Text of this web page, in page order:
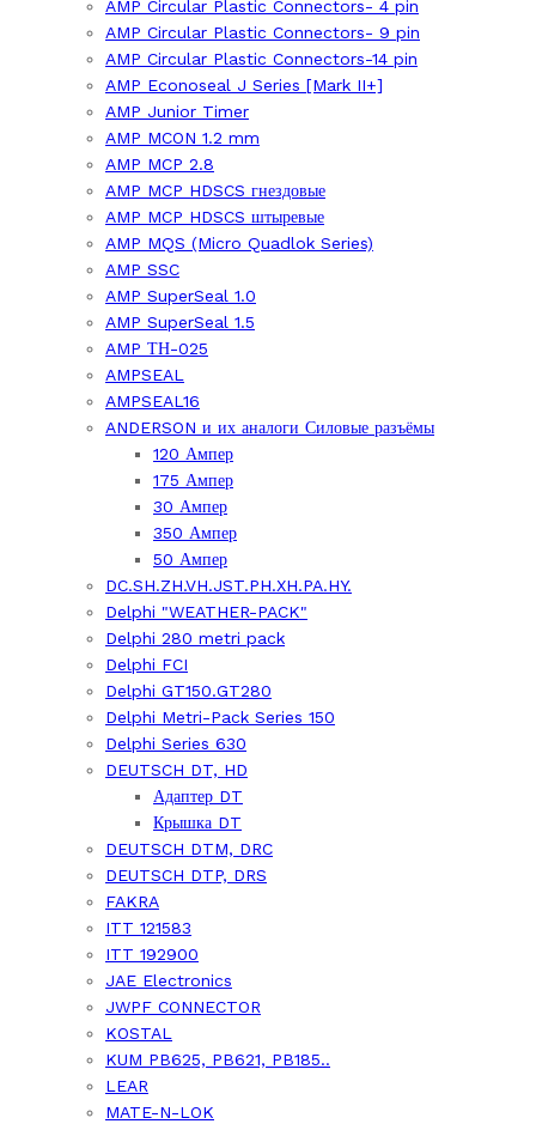
AMP Circular Plastic Connectors- 4 pin
AMP Circular Plastic Connectors- 9 pin
AMP Circular Plastic Connectors-14 pin
AMP Econoseal J Series [Mark II+]
AMP Junior Timer
AMP MCON 1.2 mm
AMP MCP 2.8
AMP MCP HDSCS гнездовые
AMP MCP HDSCS штыревые
AMP MQS (Micro Quadlok Series)
AMP SSC
AMP SuperSeal 1.0
AMP SuperSeal 1.5
AMP ТН-025
AMPSEAL
AMPSEAL16
ANDERSON и их аналоги Силовые разъёмы
120 Ампер
175 Ампер
30 Ампер
350 Ампер
50 Ампер
DC.SH.ZH.VH.JST.PH.XH.PA.HY.
Delphi "WEATHER-PACK"
Delphi 280 metri pack
Delphi FCI
Delphi GT150.GT280
Delphi Metri-Pack Series 150
Delphi Series 630
DEUTSCH DT, HD
Адаптер DT
Крышка DT
DEUTSCH DTM, DRC
DEUTSCH DTP, DRS
FAKRA
ITT 121583
ITT 192900
JAE Electronics
JWPF CONNECTOR
KOSTAL
KUM PB625, PB621, PB185..
LEAR
MATE-N-LOK